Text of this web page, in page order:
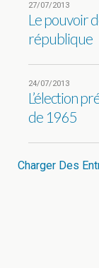
27/07/2013
Le pouvoir
république
24/07/2013
L’élection
de 1965
Charger Des